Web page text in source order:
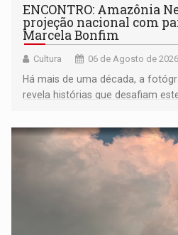
ENCONTRO: Amazônia
projeção nacional com
Marcela Bonfim
Cultura 06 de Agosto de
Há mais de uma década, a
revela histórias que desafiam
negras